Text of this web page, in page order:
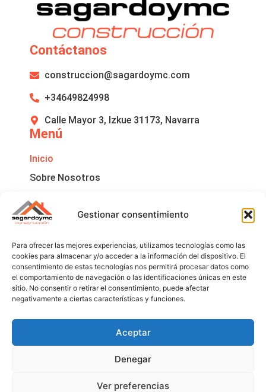
Gestionar consentimiento
Para ofrecer las mejores experiencias, utilizamos tecnologías como las
cookies para almacenar y/o acceder a la información del dispositivo. El
consentimiento de estas tecnologías nos permitirá procesar datos como
el comportamiento de navegación o las identificaciones únicas en este
sitio. No consentir o retirar el consentimiento, puede afectar
negativamente a ciertas características y funciones.
Aceptar
Denegar
Ver preferencias
Menú
Inicio
Sobre Nosotros
Legales
Aviso Legal
Políticas De Privacidad
Contáctanos
construccion@sagardoymc.com
+34649824998
Calle Mayor 3, Izkue 31173, Navarra